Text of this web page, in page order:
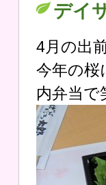
デイ
4月の出
今年の桜
内弁当